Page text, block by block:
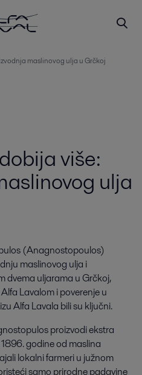
maslinovog ulja u Grčkoj
više:
ulja
(Anagnostopoulos)
maslinovog ulja i
dvema uljarama u Grčkoj,
Lavalom i poverenje u
Alfa Lavala bili su ključni.
proizvodi ekstra
godine od maslina
lokalni farmeri u južnom
samo prirodne padavine